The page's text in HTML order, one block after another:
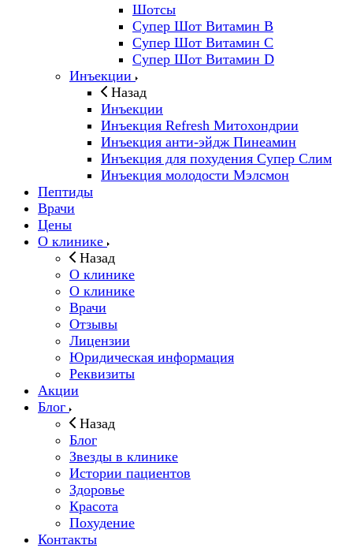
Шотсы
Супер Шот Витамин B
Супер Шот Витамин C
Супер Шот Витамин D
Инъекции
Назад
Инъекции
Инъекция Refresh Митохондрии
Инъекция анти-эйдж Пинеамин
Инъекция для похудения Супер Слим
Инъекция молодости Мэлсмон
Пептиды
Врачи
Цены
О клинике
Назад
О клинике
О клинике
Врачи
Отзывы
Лицензии
Юридическая информация
Реквизиты
Акции
Блог
Назад
Блог
Звезды в клинике
Истории пациентов
Здоровье
Красота
Похудение
Контакты